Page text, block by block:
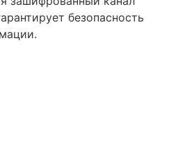
безопасность